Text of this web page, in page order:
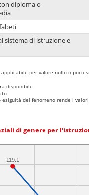
diploma o
sistema di istruzione e
per valore nullo o poco
disponibile
esiguità del fenomeno rende i
di genere per
119.1